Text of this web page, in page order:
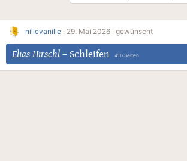
nillevanille · 29. Mai 2026 · gewünscht
Elias Hirschl – Schleifen 416 Seiten